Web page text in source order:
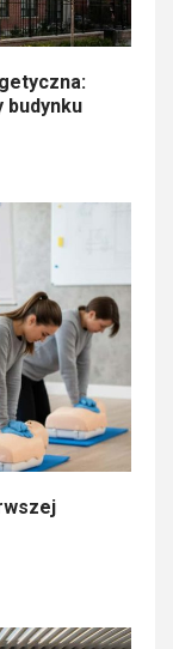
budynku